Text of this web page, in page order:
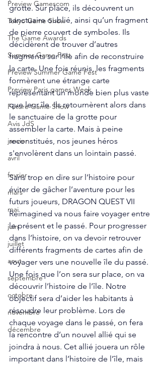
Preview Gamescom
Tokyo Game Show
The Game Awards
Summer Game Fest
Preview Summer Game Fest
Preview Paris games Week
Future Game Show
Avis JdS
janvier
avril
fevrier
mars
mai
juin
juillet
aout
septembre
octobre
novembre
décembre
grotte. Sur place, ils découvrent un
sanctuaire oublié, ainsi qu’un fragment
de pierre couvert de symboles. Ils
décidèrent de trouver d’autres
fragments sur l’île afin de reconstruire
la carte. Une fois réunis, les fragments
formèrent une étrange carte
représentant un monde bien plus vaste
que leur île. Ils retournèrent alors dans
le sanctuaire de la grotte pour
assembler la carte. Mais à peine
reconstitués, nos jeunes héros
s'envolèrent dans un lointain passé.
Sans trop en dire sur l’histoire pour
éviter de gâcher l’aventure pour les
futurs joueurs, DRAGON QUEST VII
Reimagined va nous faire voyager entre
le présent et le passé. Pour progresser
dans l’histoire, on va devoir retrouver
différents fragments de cartes afin de
voyager vers une nouvelle île du passé.
Une fois que l’on sera sur place, on va
découvrir l’histoire de l’île. Notre
objectif sera d’aider les habitants à
résoudre leur problème. Lors de
chaque voyage dans le passé, on fera
la rencontre d’un nouvel allié qui se
joindra à nous. Cet allié jouera un rôle
important dans l’histoire de l’île, mais